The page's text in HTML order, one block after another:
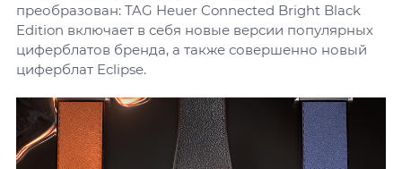
преобразован: TAG Heuer Connected Bright Black
Edition включает в себя новые версии популярных
циферблатов бренда, а также совершенно новый
циферблат Eclipse.